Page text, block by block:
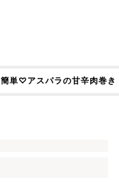
簡単♡アスパラの甘辛肉巻き